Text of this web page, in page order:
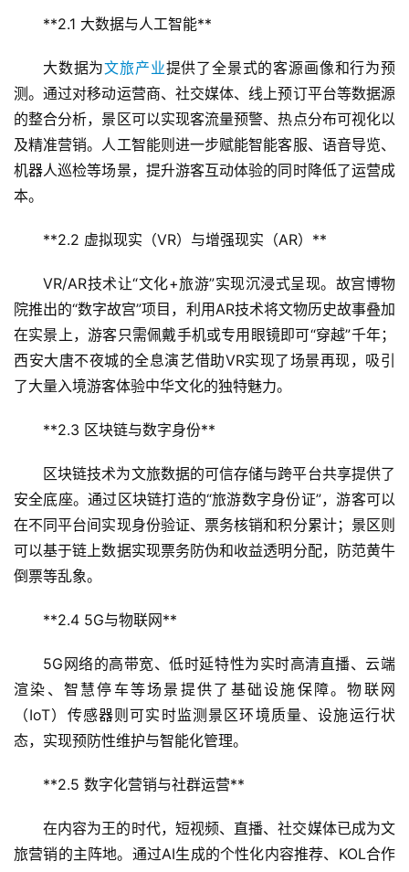
景
二
消
合
**2.1 大数据与人工智能**
大数据为文旅产业提供了全景式的客源画像和行为预
测。通过对移动运营商、社交媒体、线上预订平台等数据源
的整合分析，景区可以实现客流量预警、热点分布可视化以
及精准营销。人工智能则进一步赋能智能客服、语音导览、
机器人巡检等场景，提升游客互动体验的同时降低了运营成
本。
**2.2 虚拟现实（VR）与增强现实（AR）**
VR/AR技术让“文化+旅游”实现沉浸式呈现。故宫博物
院推出的“数字故宫”项目，利用AR技术将文物历史故事叠加
在实景上，游客只需佩戴手机或专用眼镜即可“穿越”千年；
西安大唐不夜城的全息演艺借助VR实现了场景再现，吸引
了大量入境游客体验中华文化的独特魅力。
**2.3 区块链与数字身份**
区块链技术为文旅数据的可信存储与跨平台共享提供了
安全底座。通过区块链打造的“旅游数字身份证”，游客可以
在不同平台间实现身份验证、票务核销和积分累计；景区则
可以基于链上数据实现票务防伪和收益透明分配，防范黄牛
倒票等乱象。
**2.4 5G与物联网**
5G网络的高带宽、低时延特性为实时高清直播、云端
渲染、智慧停车等场景提供了基础设施保障。物联网
（IoT）传感器则可实时监测景区环境质量、设施运行状
态，实现预防性维护与智能化管理。
**2.5 数字化营销与社群运营**
在内容为王的时代，短视频、直播、社交媒体已成为文
旅营销的主阵地。通过AI生成的个性化内容推荐、KOL合作